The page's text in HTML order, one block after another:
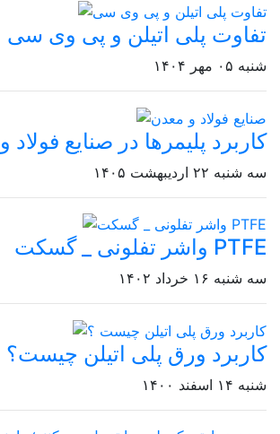
تفاوت پلی اتیلن و پی وی سی
شنبه ۰۵ مهر ۱۴۰۴
کاربرد پلیمرها در صنایع
سه شنبه ۲۲ اردیبهشت ۱۴۰۵
واشر تفلونی _ گسکت PTFE
سه شنبه ۱۶ خرداد ۱۴۰۲
کاربرد ورق پلی اتیلن چیست؟
شنبه ۱۴ اسفند ۱۴۰۰